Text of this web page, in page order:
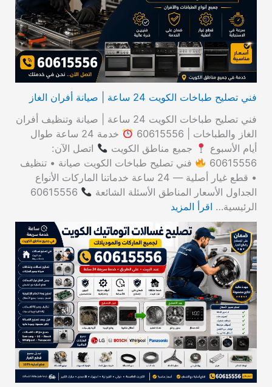
فني تصليح طباخات الكويت 24 ساعة | صيانة أفران الغاز
فني تصليح طباخات الكويت 24 ساعة | صيانة وتنظيف أفران
الغاز والطباخات | 60615556
خدمة 24 ساعة طوال
أيام الأسبوع
جميع مناطق الكويت
اتصل الآن:
60615556
فني تصليح طباخات الكويت صيانة • تنظيف
• قطع غيار أصلية — 24 ساعة خدماتنا الماركات الأنواع
الجداول الأسعار المناطق الأسئلة الشائعة
60615556
الرئيسية… اقرأ المزيد